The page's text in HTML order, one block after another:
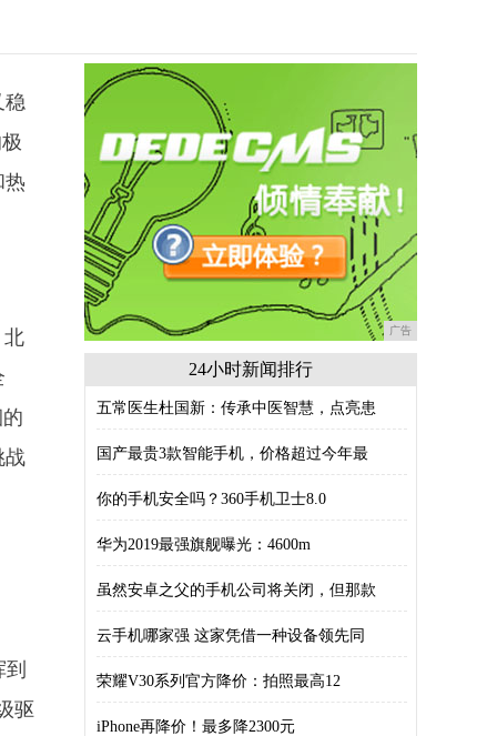
稳
热
北
战
驱
广告
24小时新闻排行
五常医生杜国新：传承中医智慧，点亮患
国产最贵3款智能手机，价格超过今年最
你的手机安全吗？360手机卫士8.0
华为2019最强旗舰曝光：4600m
虽然安卓之父的手机公司将关闭，但那款
云手机哪家强 这家凭借一种设备领先同
荣耀V30系列官方降价：拍照最高12
iPhone再降价！最多降2300元